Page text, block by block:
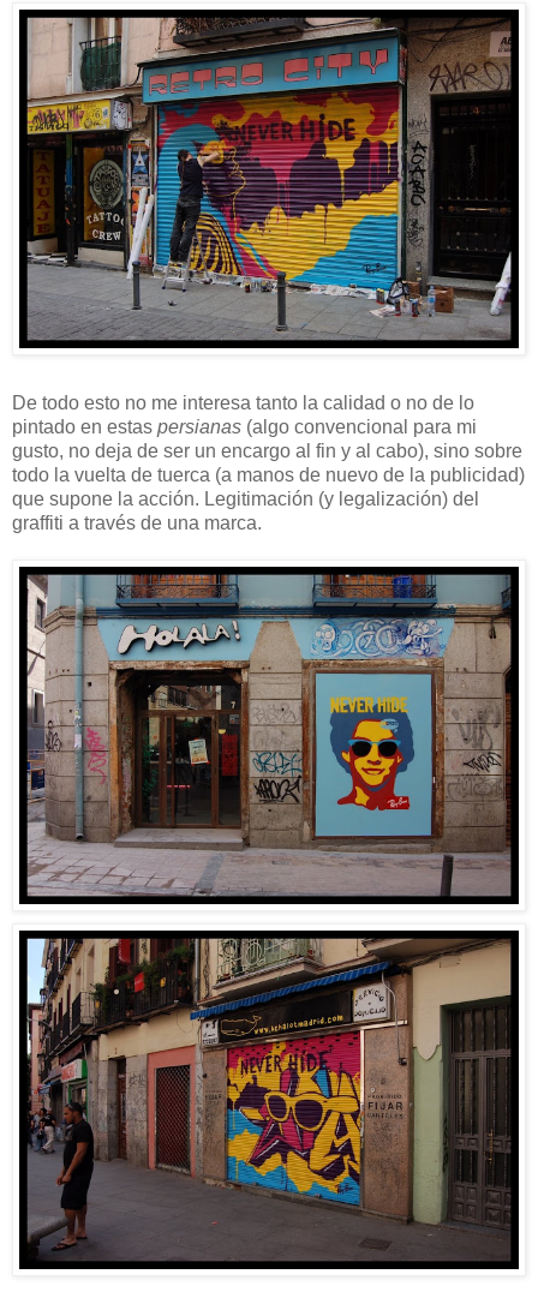
De todo esto no me interesa tanto la calidad o no de lo
pintado en estas persianas (algo convencional para mi
gusto, no deja de ser un encargo al fin y al cabo), sino sobre
todo la vuelta de tuerca (a manos de nuevo de la publicidad)
que supone la acción. Legitimación (y legalización) del
graffiti a través de una marca.